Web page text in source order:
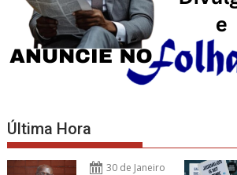
Última Hora
30 de Janeiro